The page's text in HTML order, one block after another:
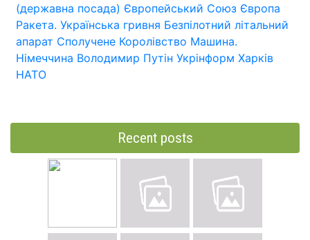
(державна посада) Європейський Союз Європа
Ракета. Українська гривня Безпілотний літальний
апарат Сполучене Королівство Машина.
Німеччина Володимир Путін Укрінформ Харків
НАТО
Recent posts